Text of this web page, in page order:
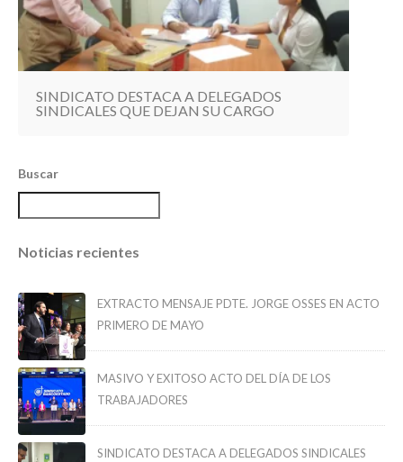
SINDICATO DESTACA A DELEGADOS
SINDICALES QUE DEJAN SU CARGO
Buscar
Noticias recientes
EXTRACTO MENSAJE PDTE. JORGE OSSES EN ACTO
PRIMERO DE MAYO
MASIVO Y EXITOSO ACTO DEL DÍA DE LOS
TRABAJADORES
SINDICATO DESTACA A DELEGADOS SINDICALES